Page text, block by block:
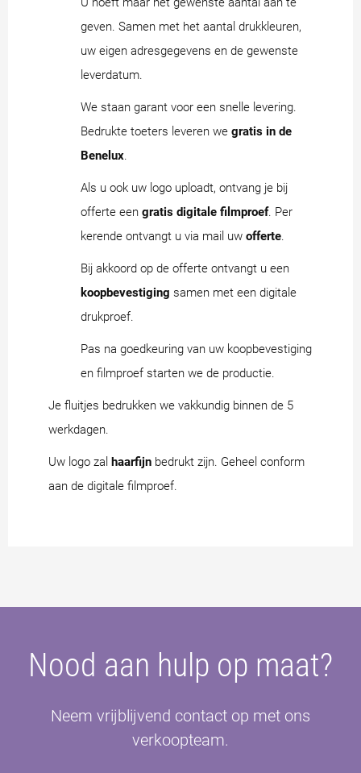
geven. Samen met het aantal drukkleuren,
uw eigen adresgegevens en de gewenste
leverdatum.
We staan garant voor een snelle levering.
Bedrukte toeters leveren we gratis in de
Benelux
Als u ook uw logo uploadt, ontvang je bij
offerte een gratis digitale filmproef. Per
kerende ontvangt u via mail uw offerte
Bij akkoord op de offerte ontvangt u een
koopbevestiging samen met een digitale
drukproef.
Pas na goedkeuring van uw koopbevestiging
en filmproef starten we de productie.
Je fluitjes bedrukken we vakkundig binnen de 5
werkdagen.
Uw logo zal haarfijn bedrukt zijn. Geheel conform
aan de digitale filmproef.
Nood aan hulp op maat?
Neem vrijblijvend contact op met ons
verkoopteam.